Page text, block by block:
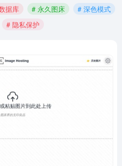
据库 # 永久图床
# 深色模式
# 隐私保护